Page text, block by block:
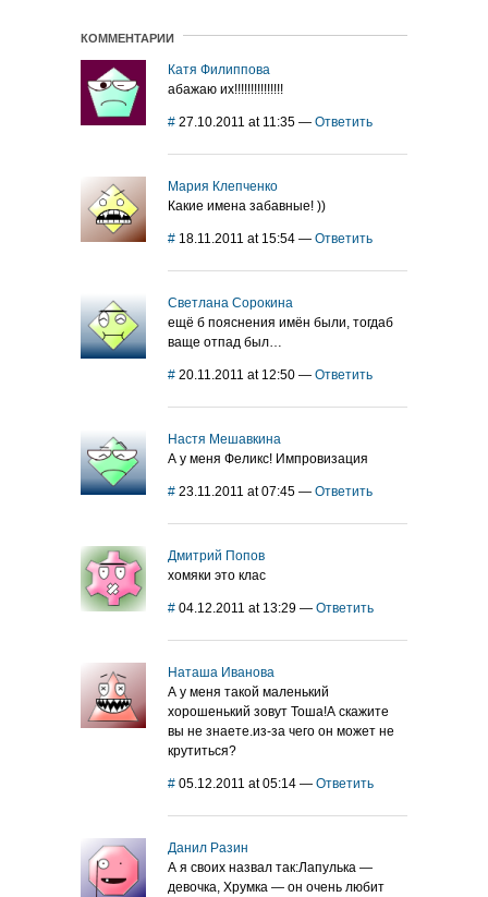
КОММЕНТАРИИ
Катя Филиппова
абажаю их!!!!!!!!!!!!!!!
# 27.10.2011 at 11:35 — Ответить
Мария Клепченко
Какие имена забавные! ))
# 18.11.2011 at 15:54 — Ответить
Светлана Сорокина
ещё б пояснения имён были, тогдаб
ваще отпад был…
# 20.11.2011 at 12:50 — Ответить
Настя Мешавкина
А у меня Феликс! Импровизация
# 23.11.2011 at 07:45 — Ответить
Дмитрий Попов
хомяки это клас
# 04.12.2011 at 13:29 — Ответить
Наташа Иванова
А у меня такой маленький
хорошенький зовут Тоша!А скажите
вы не знаете.из-за чего он может не
крутиться?
# 05.12.2011 at 05:14 — Ответить
Данил Разин
А я своих назвал так:Лапулька —
девочка, Хрумка — он очень любит